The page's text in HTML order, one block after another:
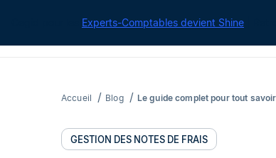
Experts-Comptables devient Shine
Accueil Blog Le guide complet pour tout
GESTION DES NOTES DE FRAIS